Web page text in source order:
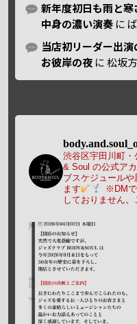
新年度初日も雨と
中身の濃い演奏 に
当店初リーダー出
お彼岸の夜 に松坂
渋谷区宇田川町
& Soul の公式ア
ブスケジュール
ます
※DM
しておりません。